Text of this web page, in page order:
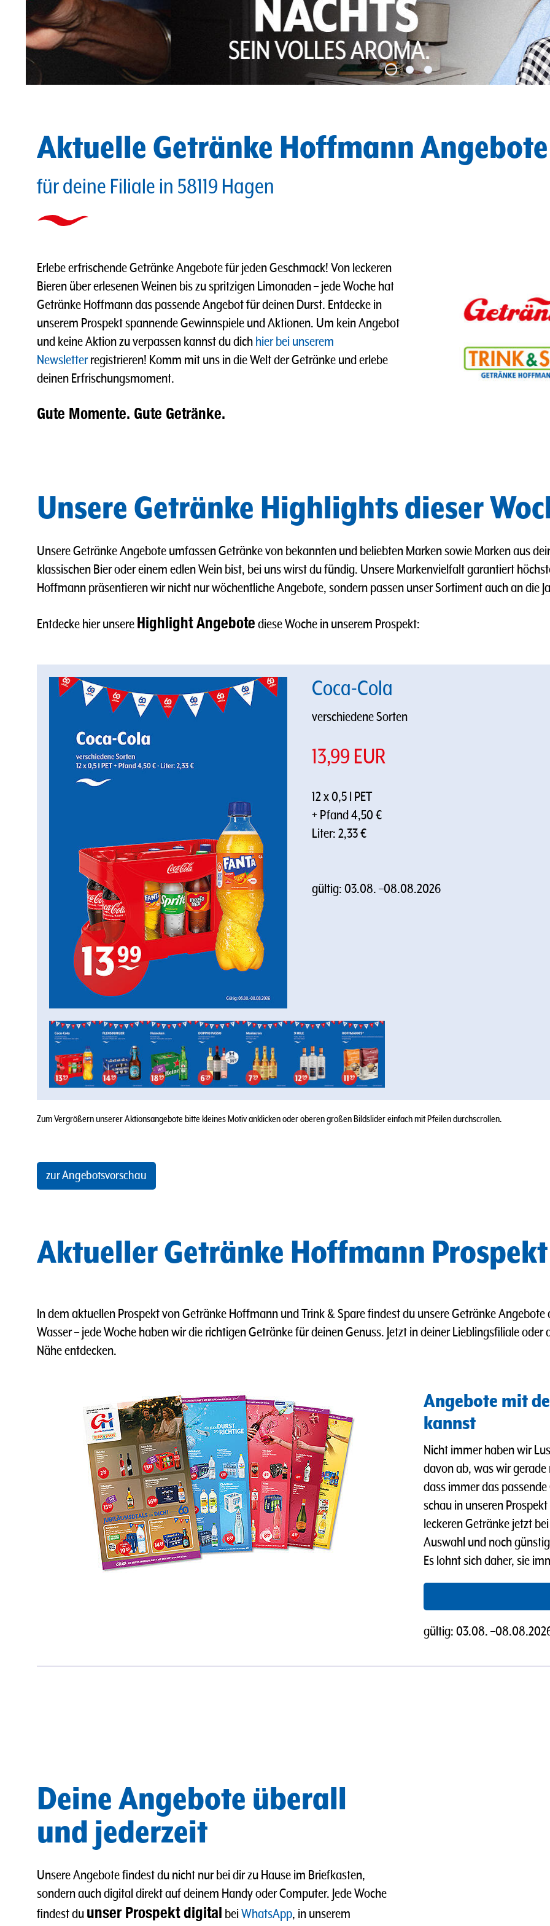
Aktuelle Getränke Hoffmann Angebote
für deine Filiale in 58119 Hagen
Erlebe erfrischende Getränke Angebote für jeden Geschmack! Von leckeren
Bieren über erlesenen Weinen bis zu spritzigen Limonaden– jede Woche hat
Getränke Hoffmann das passende Angebot für deinen Durst. Entdecke in
unserem Prospekt spannende Gewinnspiele und Aktionen. Um kein Angebot
und keine Aktion zu verpassen kannst du dich hier bei unserem
Newsletterregistrieren! Komm mit uns in die Welt der Getränke und erlebe
deinen Erfrischungsmoment.
Gute Momente. Gute Getränke.
Unsere Getränke Highlights dieser
Unsere Getränke Angebote umfassen Getränke von bekannten und beliebten Marken sowie Marken aus
klassischen Bier oder einem edlen Wein bist, bei uns wirst du fündig. Unsere Markenvielfalt garantiert
Hoffmann präsentieren wir nicht nur wöchentliche Angebote, sondern passen unser Sortiment auch an die
Entdecke hier unsere Highlight Angebote diese Woche in unserem Prospekt:
Coca-Cola
verschiedene Sorten
13,99 EUR
12 x 0,5 l PET
+ Pfand 4,50 €
Liter: 2,33 €
gültig:03.08. –08.08.2026
Zum Vergrößern unserer Aktionsangebote bitte kleines Motiv anklicken oder oberen großen Bildslider einfach mit Pfeilen durchscrollen.
zur Angebotsvorschau
Aktueller Getränke Hoffmann Prospekt
In dem aktuellen Prospekt von Getränke Hoffmann und Trink & Spare findest du unsere Getränke Angebote
Wasser– jede Woche haben wir die richtigen Getränke für deinen Genuss. Jetzt in deiner Lieblingsfiliale
Nähe entdecken.
Angebote mit
kannst
Nicht immer haben wir
davon ab, was wir
dass immer das
schau in unseren
leckeren Getränke jetzt
Auswahl und noch
Es lohnt sich daher, sie
gültig: 03.08. –
Deine Angebote überall
und jederzeit
Unsere Angebote findest du nicht nur bei dir zu Hause im Briefkasten,
sondern auch digital direkt auf deinem Handy oder Computer. Jede Woche
findest du unser Prospekt digital bei WhatsApp, in unserem